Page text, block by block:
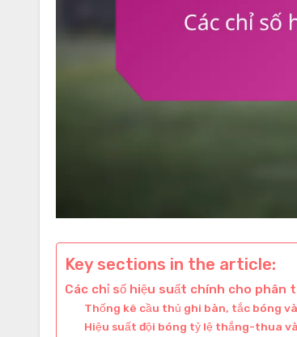
Key sections in the article:
Các chỉ số hiệu suất chính cho phân
Thống kê cầu thủ ghi bàn, tắc bóng
Hiệu suất đội bóng tỷ lệ thắng-thua